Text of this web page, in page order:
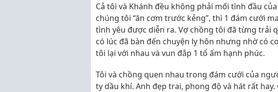
Cả tôi và Khánh đều không phải mối tình đầu
chúng tôi “ăn cơm trước kẻng”, thì 1 đám cưới
tình yêu được diễn ra. Vợ chồng tôi đã từng trải
có lúc đã bàn đến chuyện ly hôn nhưng nhờ có
tôi lại với nhau và vun đắp 1 tổ ấm hạnh phúc.
Tôi và chồng quen nhau trong đám cưới của
ty dầu khí. Anh đẹp trai, phong độ và hát rất